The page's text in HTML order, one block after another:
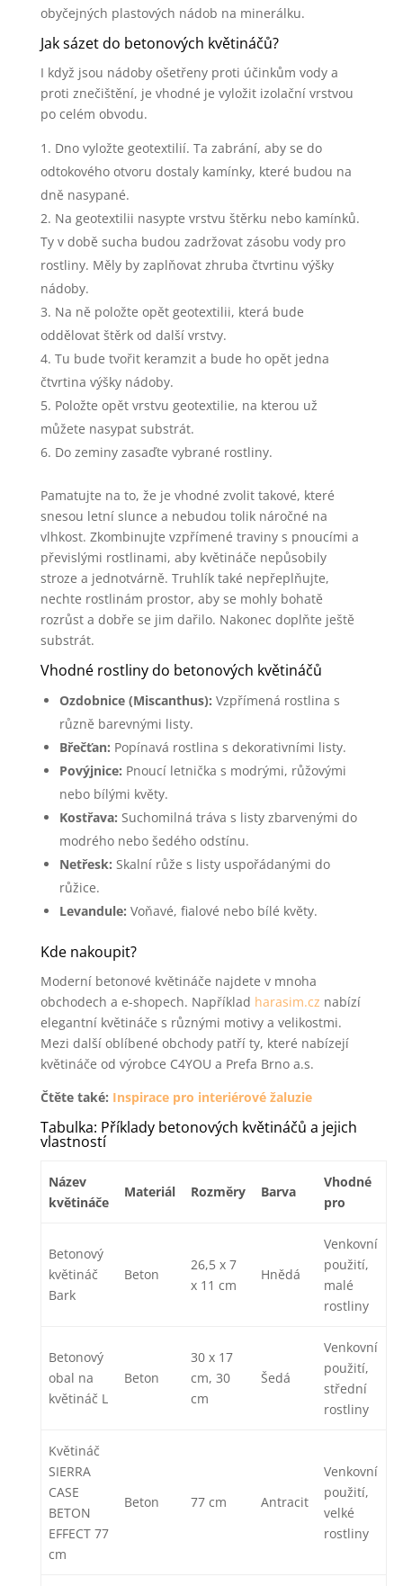
obyčejných plastových nádob na minerálku.
Jak sázet do betonových květináčů?
I když jsou nádoby ošetřeny proti účinkům vody a
proti znečištění, je vhodné je vyložit izolační vrstvou
po celém obvodu.
Dno vyložte geotextilií. Ta zabrání, aby se do
odtokového otvoru dostaly kamínky, které budou na
dně nasypané.
Na geotextilii nasypte vrstvu štěrku nebo kamínků.
Ty v době sucha budou zadržovat zásobu vody pro
rostliny. Měly by zaplňovat zhruba čtvrtinu výšky
nádoby.
Na ně položte opět geotextilii, která bude
oddělovat štěrk od další vrstvy.
Tu bude tvořit keramzit a bude ho opět jedna
čtvrtina výšky nádoby.
Položte opět vrstvu geotextilie, na kterou už
můžete nasypat substrát.
Do zeminy zasaďte vybrané rostliny.
Pamatujte na to, že je vhodné zvolit takové, které
snesou letní slunce a nebudou tolik náročné na
vlhkost. Zkombinujte vzpřímené traviny s pnoucími a
převislými rostlinami, aby květináče nepůsobily
stroze a jednotvárně. Truhlík také nepřeplňujte,
nechte rostlinám prostor, aby se mohly bohatě
rozrůst a dobře se jim dařilo. Nakonec doplňte ještě
substrát.
Vhodné rostliny do betonových květináčů
Ozdobnice (Miscanthus): Vzpřímená rostlina s
různě barevnými listy.
Břečťan: Popínavá rostlina s dekorativními listy.
Povýjnice: Pnoucí letnička s modrými, růžovými
nebo bílými květy.
Kostřava: Suchomilná tráva s listy zbarvenými do
modrého nebo šedého odstínu.
Netřesk: Skalní růže s listy uspořádanými do
růžice.
Levandule: Voňavé, fialové nebo bílé květy.
Kde nakoupit?
Moderní betonové květináče najdete v mnoha
obchodech a e-shopech. Například harasim.cz nabízí
elegantní květináče s různými motivy a velikostmi.
Mezi další oblíbené obchody patří ty, které nabízejí
květináče od výrobce C4YOU a Prefa Brno a.s.
Čtěte také: Inspirace pro interiérové žaluzie
Tabulka: Příklady betonových květináčů a jejich
vlastností
Název
květináče
Materiál Rozměry Barva
Vhodné
pro
Betonový
květináč
Bark
Beton
26,5 x 7
x 11 cm
Hnědá
Venkovní
použití,
malé
rostliny
Betonový
obal na
květináč L
Beton
30 x 17
cm, 30
cm
Šedá
Venkovní
použití,
střední
rostliny
Květináč
SIERRA
CASE
BETON
EFFECT 77
cm
Beton 77 cm Antracit
Venkovní
použití,
velké
rostliny